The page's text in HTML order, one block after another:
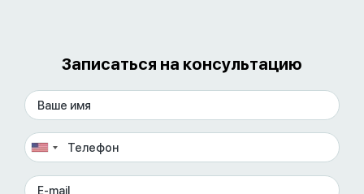
Записаться на консультацию